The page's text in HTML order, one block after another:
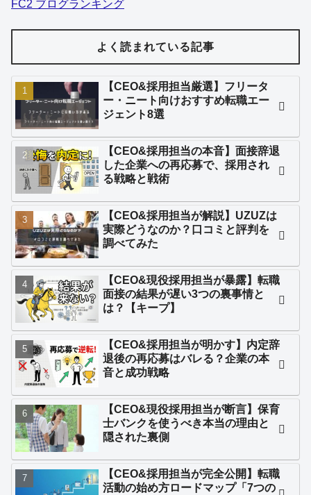
FC2 ブログランキング
よく読まれている記事
【CEO&採用担当厳選】フリータ
ー・ニート向けおすすめ転職エー
ジェント8選
【CEO&採用担当の本音】面接辞退
した企業への再応募で、採用され
る戦略と戦術
【CEO&採用担当が解説】UZUZは
実際どうなのか？口コミと評判を
調べてみた
【CEO&現役採用担当が暴露】転職
面接の結果が遅い3つの裏事情と
は？【キープ】
【CEO&採用担当が明かす】内定辞
退後の再応募はバレる？企業の本
音と成功戦略
【CEO&現役採用担当が断言】保育
士バンクを使うべき本当の理由と
隠された裏側
【CEO&採用担当が完全公開】転職
活動の始め方ロードマップ「7つの